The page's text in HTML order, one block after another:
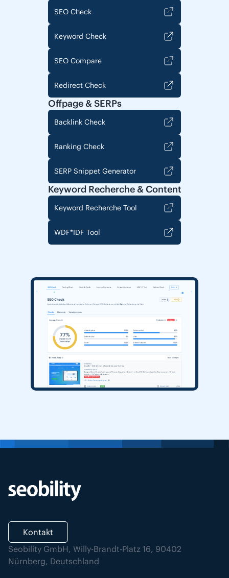
SEO Check
Keyword Check
SEO Compare
Redirect Check
Offpage & SERPs
Backlink Check
Ranking Check
SERP Snippet Generator
Keyword Recherche & Content
Keyword Recherche Tool
WDF*IDF Tool
Kontakt
Seobility GmbH, Willy-Brandt-Platz 16, 90402
Nürnberg, Deutschland